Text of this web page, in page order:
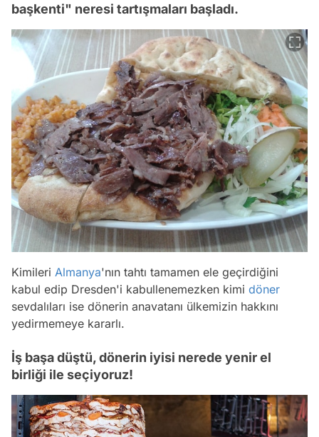
başkenti" neresi tartışmaları başladı.
Kimileri Almanya'nın tahtı tamamen ele geçirdiğini
kabul edip Dresden'i kabullenemezken kimi döner
sevdalıları ise dönerin anavatanı ülkemizin hakkını
yedirmemeye kararlı.
İş başa düştü, dönerin iyisi nerede yenir el
birliği ile seçiyoruz!